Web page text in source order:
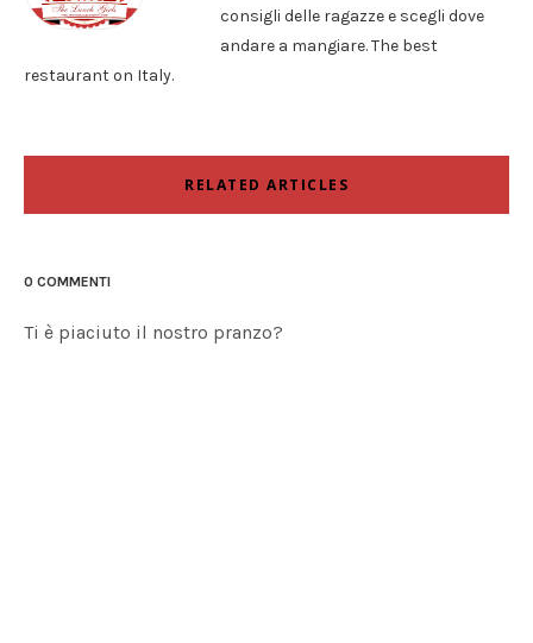
consigli delle ragazze e scegli dove
andare a mangiare. The best
restaurant on Italy.
RELATED ARTICLES
0 COMMENTI
Ti è piaciuto il nostro pranzo?